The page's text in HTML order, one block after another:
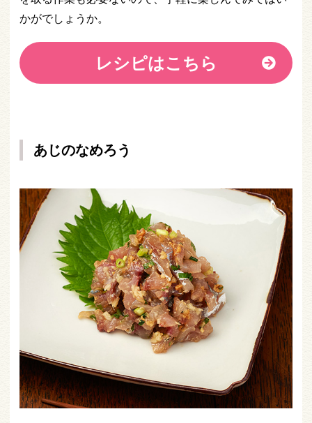
かがでしょうか。
レシピはこちら
あじのなめろう